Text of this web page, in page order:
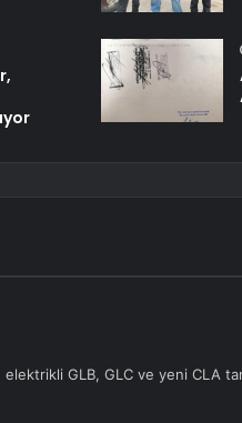
GLB, GLC ve yeni CLA